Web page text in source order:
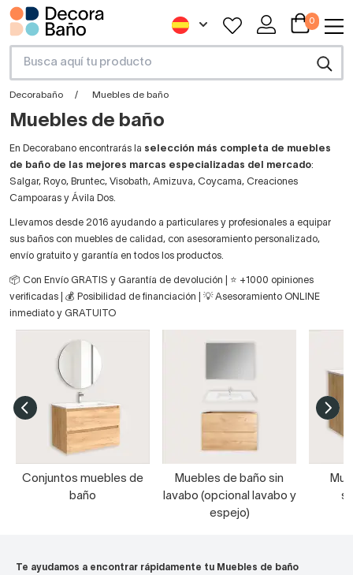
0
Decorabaño Muebles de baño
Muebles de baño
En Decorabano encontrarás la selección más completa de muebles
de baño de las mejores marcas especializadas del mercado:
Salgar, Royo, Bruntec, Visobath, Amizuva, Coycama, Creaciones
Campoaras y Ávila Dos.
Llevamos desde 2016 ayudando a particulares y profesionales a equipar
sus baños con muebles de calidad, con asesoramiento personalizado,
envío gratuito y garantía en todos los productos.
📦 Con Envío GRATIS y Garantía de devolución | ⭐ +1000 opiniones
verificadas | 💰 Posibilidad de financiación | 💡 Asesoramiento ONLINE
inmediato y GRATUITO
Conjuntos muebles de
baño
Muebles de baño sin
lavabo (opcional lavabo y
espejo)
Te ayudamos a encontrar rápidamente tu Muebles de baño